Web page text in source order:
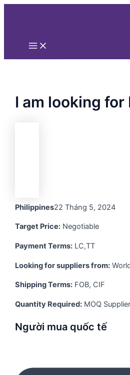
Nhảy
Main
I am looking for
Philippines22 Tháng 5, 2024
Target Price: Negotiable
Payment Terms: LC,TT
Looking for suppliers from:
Shipping Terms: FOB, CIF
Quantity Required: MOQ
Người mua quốc tế